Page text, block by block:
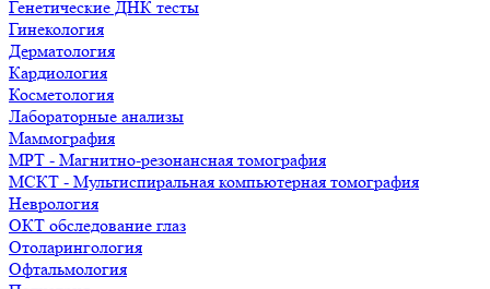
Генетические ДНК тесты
Гинекология
Дерматология
Кардиология
Косметология
Лабораторные анализы
Маммография
МРТ - Магнитно-резонансная томография
МСКТ - Мультиспиральная компьютерная томография
Неврология
ОКТ обследование глаз
Отоларингология
Офтальмология